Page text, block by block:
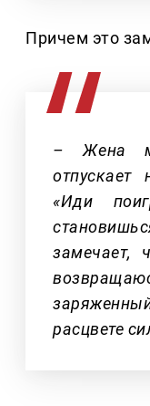
Причем это
– Жена
отпускает
«Иди
замечает,
расцвете